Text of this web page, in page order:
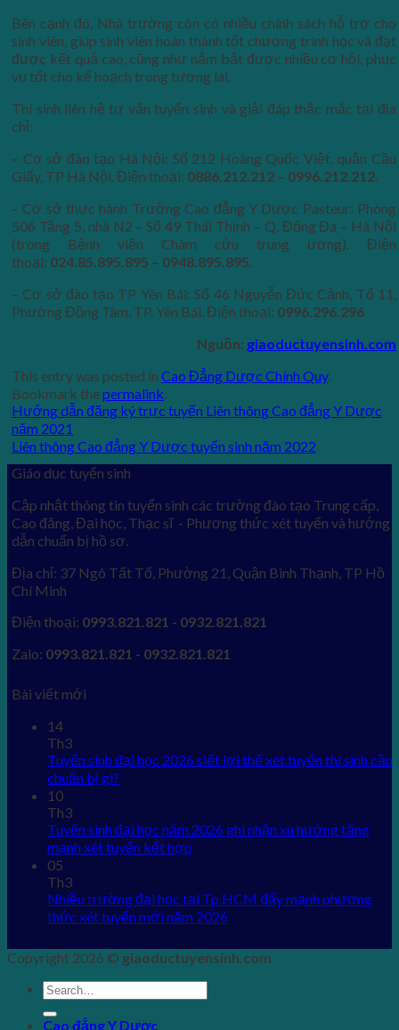
Bên cạnh đó, Nhà trường còn có nhiều chính sách hỗ trợ cho
sinh viên, giúp sinh viên hoàn thành tốt chương trình học và đạt
được kết quả cao, cũng như nắm bắt được nhiều cơ hội, phục
vụ tốt cho kế hoạch trong tương lai.
Thí sinh liên hệ tư vấn tuyển sinh và giải đáp thắc mắc tại địa
chỉ:
– Cơ sở đào tạo Hà Nội: Số 212 Hoàng Quốc Việt, quận Cầu
Giấy, TP Hà Nội. Điện thoại: 0886.212.212 – 0996.212.212.
– Cơ sở thực hành Trường Cao đẳng Y Dược Pasteur: Phòng
506 Tầng 5, nhà N2 – Số 49 Thái Thịnh – Q. Đống Đa – Hà Nội
(trong Bệnh viện Châm cứu trung ương). Điện
thoại: 024.85.895.895 – 0948.895.895.
– Cơ sở đào tạo TP Yên Bái: Số 46 Nguyễn Đức Cảnh, Tổ 11,
Phường Đồng Tâm, TP. Yên Bái. Điện thoại: 0996.296.296
Nguồn: giaoductuyensinh.com
This entry was posted in Cao Đẳng Dược Chính Quy.
Bookmark thepermalink.
Hướng dẫn đăng ký trực tuyến Liên thông Cao đẳng Y Dược
năm 2021
Liên thông Cao đẳng Y Dược tuyển sinh năm 2022
Giáo dục tuyển sinh
Cập nhật thông tin tuyển sinh các trường đào tạo Trung cấp,
Cao đăng, Đại học, Thạc sĩ - Phương thức xét tuyển và hướng
dẫn chuẩn bị hồ sơ.
Địa chỉ: 37 Ngô Tất Tố, Phường 21, Quận Bình Thạnh, TP Hồ
Chí Minh
Điện thoại: 0993.821.821 - 0932.821.821
Zalo: 0993.821.821 - 0932.821.821
Bài viết mới
14
Th3
Tuyển sinh đại học 2026 siết lợi thế xét tuyển thí sinh cần
chuẩn bị gì?
10
Th3
Tuyển sinh đại học năm 2026 ghi nhận xu hướng tăng
mạnh xét tuyển kết hợp
05
Th3
Nhiều trường đại học tại Tp.HCM đẩy mạnh phương
thức xét tuyển mới năm 2026
Copyright 2026 © giaoductuyensinh.com
Cao đẳng Y Dược